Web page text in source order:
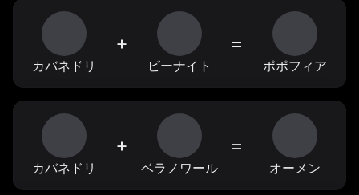
カバネドリ
+
ビーナイト
=
ポポフィア
カバネドリ
+
ベラノワール
=
オーメン